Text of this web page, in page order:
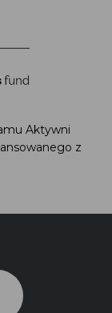
Aktywni
z